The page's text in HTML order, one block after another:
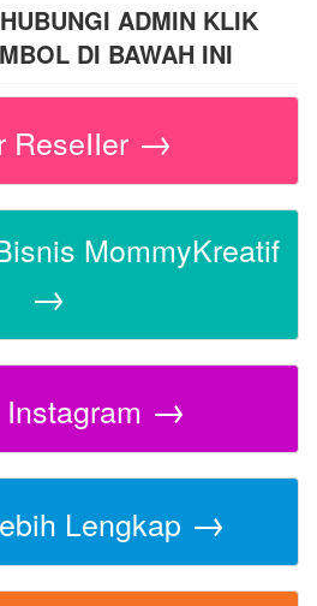
ADMIN KLIK
DI BAWAH INI
ReseIIer →
MommyKreatif
→
→
Lengkap →